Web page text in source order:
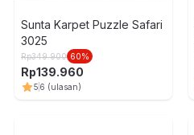
Sunta Karpet Puzzle Safari
3025
Rp349.900 60%
Rp139.960
5 6 (ulasan)